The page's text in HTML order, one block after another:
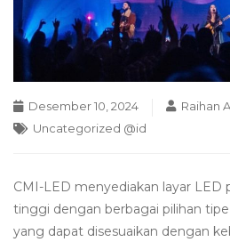
Desember 10, 2024
Raihan
Uncategorized @id
CMI-LED menyediakan layar LED
tinggi dengan berbagai pilihan
yang dapat disesuaikan dengan